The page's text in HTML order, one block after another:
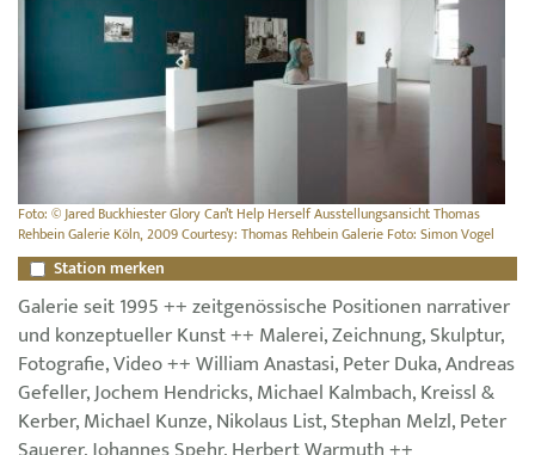
Foto: © Jared Buckhiester Glory Can’t Help Herself Ausstellungsansicht Thomas
Rehbein Galerie Köln, 2009 Courtesy: Thomas Rehbein Galerie Foto: Simon Vogel
Station merken
Galerie seit 1995 ++ zeitgenössische Positionen narrativer
und konzeptueller Kunst ++ Malerei, Zeichnung, Skulptur,
Fotografie, Video ++ William Anastasi, Peter Duka, Andreas
Gefeller, Jochem Hendricks, Michael Kalmbach, Kreissl &
Kerber, Michael Kunze, Nikolaus List, Stephan Melzl, Peter